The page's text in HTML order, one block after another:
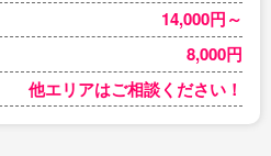
14,000円～
8,000円
他エリアはご相談ください！